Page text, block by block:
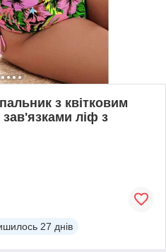
з квітковим
зав'язками ліф з
27 днів